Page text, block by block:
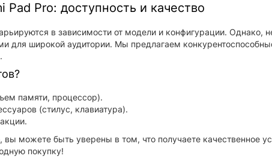
Pro: доступность и качество
в зависимости от модели и конфигурации. Однако,
для широкой аудитории. Мы предлагаем
памяти, процессор).
(стилус, клавиатура).
вы можете быть уверены в том, что получаете качественное
покупку!